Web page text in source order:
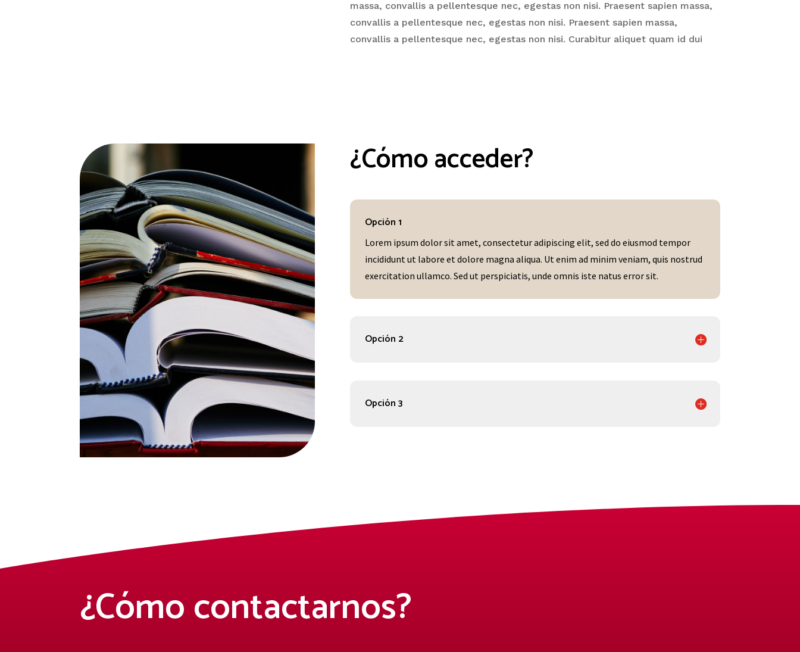
massa, convallis a pellentesque nec, egestas non nisi. Praesent sapien massa,
convallis a pellentesque nec, egestas non nisi. Praesent sapien massa,
convallis a pellentesque nec, egestas non nisi. Curabitur aliquet quam id dui
¿Cómo acceder?
Opción 1
Lorem ipsum dolor sit amet, consectetur adipiscing elit, sed do eiusmod tempor
incididunt ut labore et dolore magna aliqua. Ut enim ad minim veniam, quis nostrud
exercitation ullamco. Sed ut perspiciatis, unde omnis iste natus error sit.
Opción 2
Opción 3
¿Cómo contactarnos?